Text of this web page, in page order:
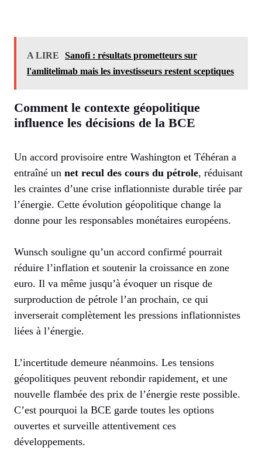
A LIRE
Sanofi : résultats prometteurs sur
l'amlitelimab mais les investisseurs restent sceptiques
Comment le contexte géopolitique
influence les décisions de la BCE
Un accord provisoire entre Washington et Téhéran a
entraîné un net recul des cours du pétrole, réduisant
les craintes d’une crise inflationniste durable tirée par
l’énergie. Cette évolution géopolitique change la
donne pour les responsables monétaires européens.
Wunsch souligne qu’un accord confirmé pourrait
réduire l’inflation et soutenir la croissance en zone
euro. Il va même jusqu’à évoquer un risque de
surproduction de pétrole l’an prochain, ce qui
inverserait complètement les pressions inflationnistes
liées à l’énergie.
L’incertitude demeure néanmoins. Les tensions
géopolitiques peuvent rebondir rapidement, et une
nouvelle flambée des prix de l’énergie reste possible.
C’est pourquoi la BCE garde toutes les options
ouvertes et surveille attentivement ces
développements.